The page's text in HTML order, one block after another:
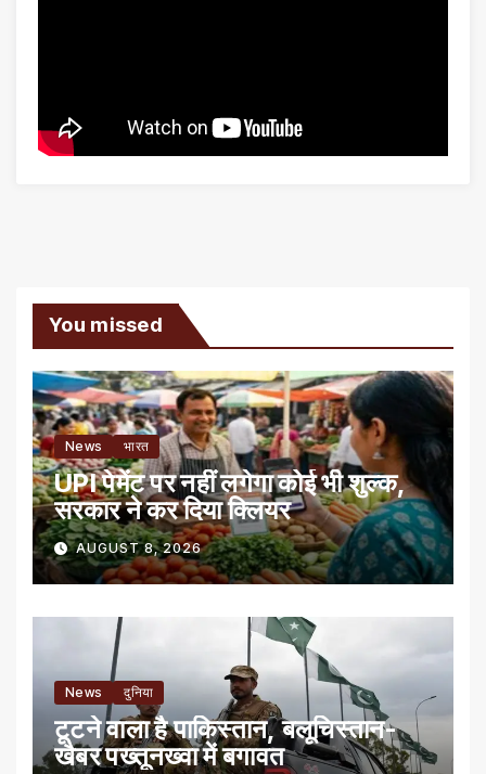
You missed
News भारत
UPI पेमेंट पर नहीं लगेगा कोई भी शुल्क,
सरकार ने कर दिया क्लियर
AUGUST 8, 2026
News दुनिया
टूटने वाला है पाकिस्तान, बलूचिस्तान-
खैबर पख्तूनख्वा में बगावत